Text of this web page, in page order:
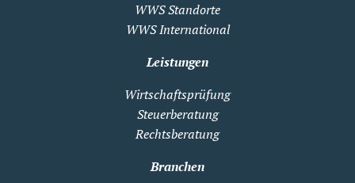
WWS Standorte
WWS International
Leistungen
Wirtschaftsprüfung
Steuerberatung
Rechtsberatung
Branchen